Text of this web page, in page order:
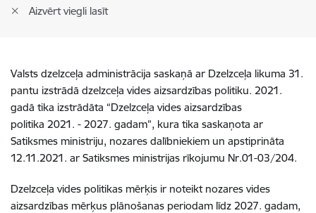
Aizvērt viegli lasīt
Valsts dzelzceļa administrācija saskaņā ar Dzelzceļa likuma 31.
pantu izstrādā dzelzceļa vides aizsardzības politiku. 2021.
gadā tika izstrādāta “Dzelzceļa vides aizsardzības
politika 2021. - 2027. gadam”, kura tika saskaņota ar
Satiksmes ministriju, nozares dalībniekiem un apstiprināta
12.11.2021. ar Satiksmes ministrijas rīkojumu Nr.01-03/204.
Dzelzceļa vides politikas mērķis ir noteikt nozares vides
aizsardzības mērķus plānošanas periodam līdz 2027. gadam,